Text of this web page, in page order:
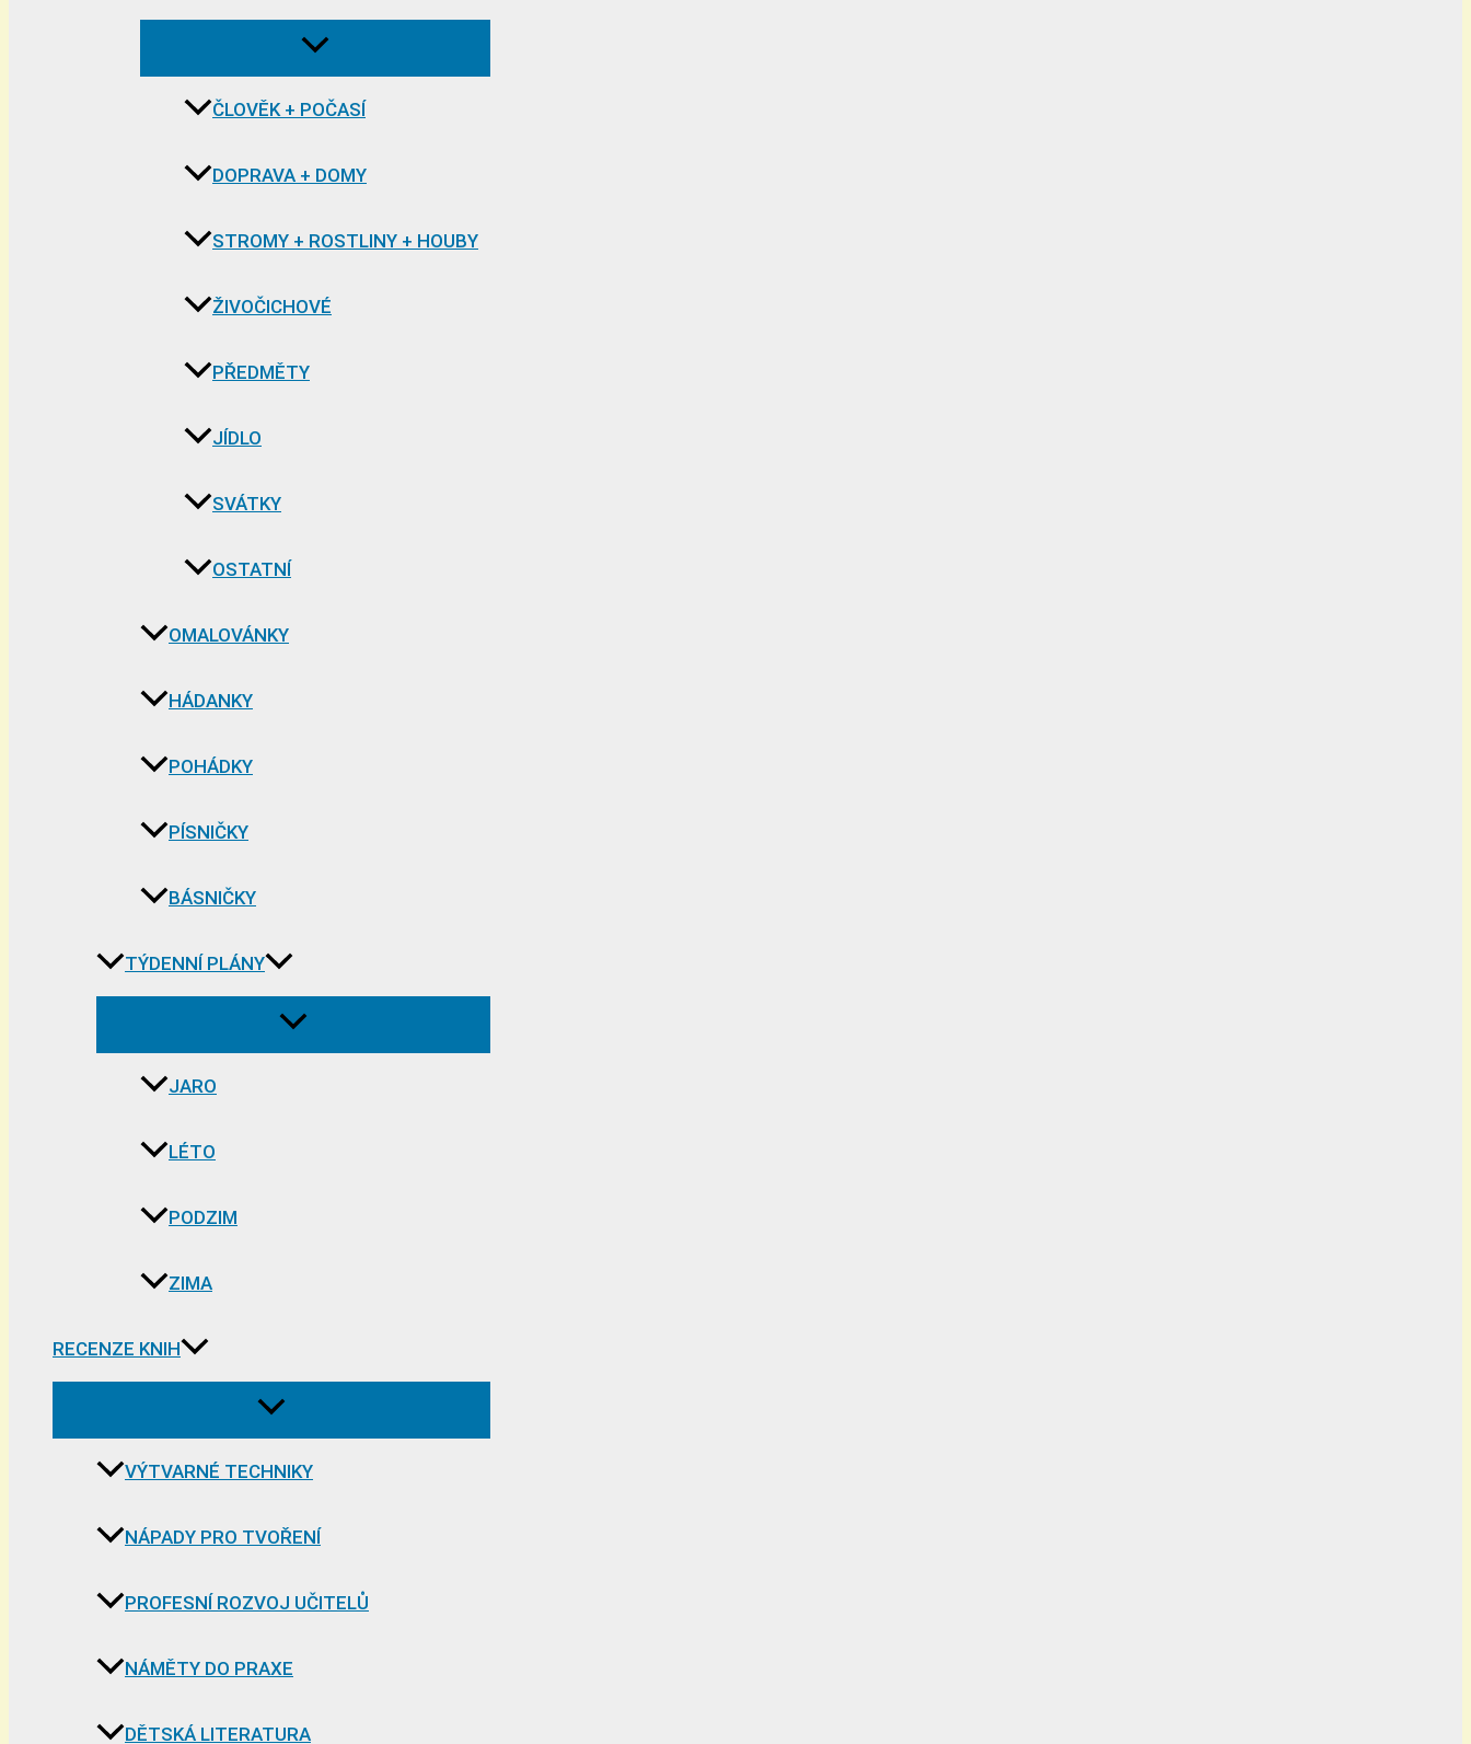
ČLOVĚK + POČASÍ
DOPRAVA + DOMY
STROMY + ROSTLINY + HOUBY
ŽIVOČICHOVÉ
PŘEDMĚTY
JÍDLO
SVÁTKY
OSTATNÍ
OMALOVÁNKY
HÁDANKY
POHÁDKY
PÍSNIČKY
BÁSNIČKY
TÝDENNÍ PLÁNY
JARO
LÉTO
PODZIM
ZIMA
RECENZE KNIH
VÝTVARNÉ TECHNIKY
NÁPADY PRO TVOŘENÍ
PROFESNÍ ROZVOJ UČITELŮ
NÁMĚTY DO PRAXE
DĚTSKÁ LITERATURA